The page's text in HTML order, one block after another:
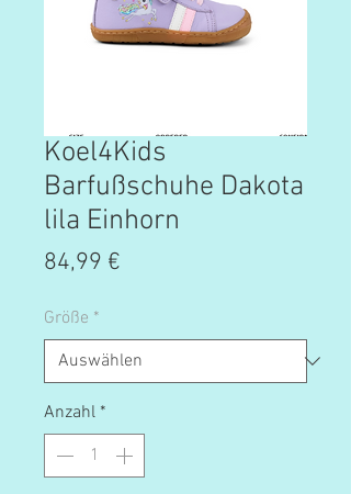
Koel4Kids
Barfußschuhe Dakota
lila Einhorn
84,99 €
Größe *
Anzahl *